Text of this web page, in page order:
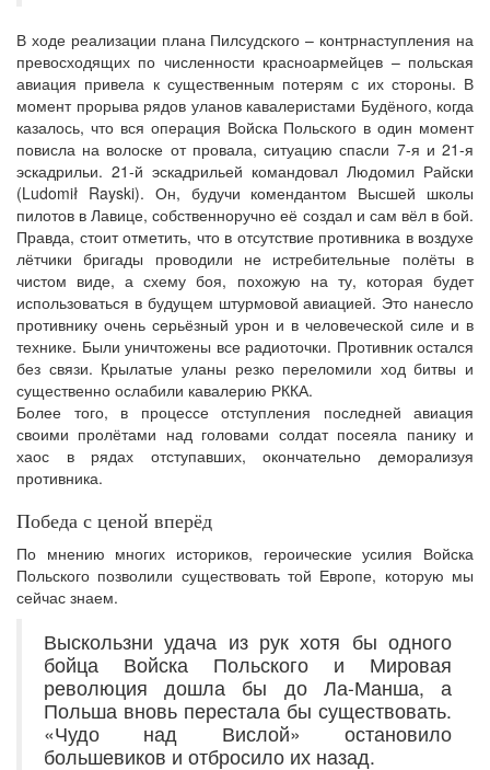
В ходе реализации плана Пилсудского – контрнаступления на
превосходящих по численности красноармейцев – польская
авиация привела к существенным потерям с их стороны. В
момент прорыва рядов уланов кавалеристами Будёного, когда
казалось, что вся операция Войска Польского в один момент
повисла на волоске от провала, ситуацию спасли 7-я и 21-я
эскадрильи. 21-й эскадрильей командовал Людомил Райски
(Ludomił Rayski). Он, будучи комендантом Высшей школы
пилотов в Лавице, собственноручно её создал и сам вёл в бой.
Правда, стоит отметить, что в отсутствие противника в воздухе
лётчики бригады проводили не истребительные полёты в
чистом виде, а схему боя, похожую на ту, которая будет
использоваться в будущем штурмовой авиацией. Это нанесло
противнику очень серьёзный урон и в человеческой силе и в
технике. Были уничтожены все радиоточки. Противник остался
без связи. Крылатые уланы резко переломили ход битвы и
существенно ослабили кавалерию РККА.
Более того, в процессе отступления последней авиация
своими пролётами над головами солдат посеяла панику и
хаос в рядах отступавших, окончательно деморализуя
противника.
Победа с ценой вперёд
По мнению многих историков, героические усилия Войска
Польского позволили существовать той Европе, которую мы
сейчас знаем.
Выскользни удача из рук хотя бы одного
бойца Войска Польского и Мировая
революция дошла бы до Ла-Манша, а
Польша вновь перестала бы существовать.
«Чудо над Вислой» остановило
большевиков и отбросило их назад.